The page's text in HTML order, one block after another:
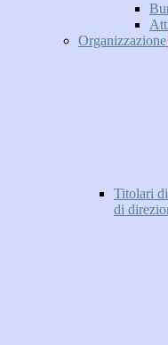
Organizzazione
Titolari
di